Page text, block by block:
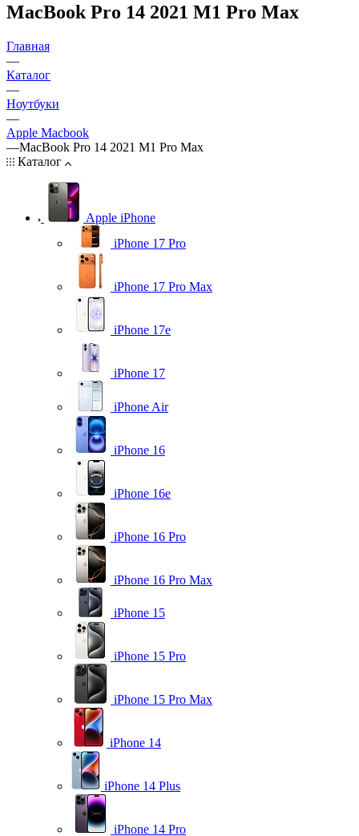
MacBook Pro 14 2021 M1 Pro Max
Главная
—
Каталог
—
Ноутбуки
—
Apple Macbook
—MacBook Pro 14 2021 M1 Pro Max
Каталог
Apple iPhone
iPhone 17 Pro
iPhone 17 Pro Max
iPhone 17e
iPhone 17
iPhone Air
iPhone 16
iPhone 16e
iPhone 16 Pro
iPhone 16 Pro Max
iPhone 15
iPhone 15 Pro
iPhone 15 Pro Max
iPhone 14
iPhone 14 Plus
iPhone 14 Pro